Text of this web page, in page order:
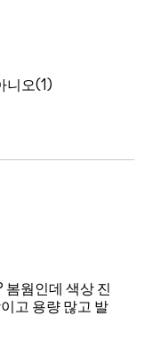
1
봄웜인데 색상 진
고 용량 많고 발